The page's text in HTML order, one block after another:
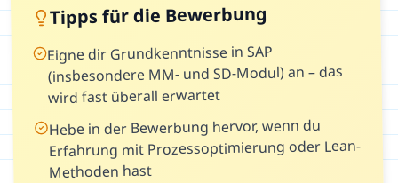
Tipps für die Bewerbung
Eigne dir Grundkenntnisse in SAP
(insbesondere MM- und SD-Modul) an – das
wird fast überall erwartet
Hebe in der Bewerbung hervor, wenn du
Erfahrung mit Prozessoptimierung oder Lean-
Methoden hast